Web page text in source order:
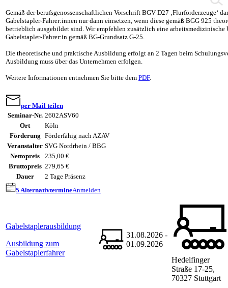
Gemäß der berufsgenossenschaftlichen Vorschrift BGV D27 ‚Flurförderzeuge‘
Gabelstapler-Fahrer:innen nur dann einsetzen, wenn diese gemäß BGG 925
betrieblich ausgebildet sind. Wir empfehlen zusätzlich eine arbeitsmedizinische
Gabelstapler-Fahrer:in gemäß BG-Grundsatz G-25.
Die theoretische und praktische Ausbildung erfolgt an 2 Tagen beim
Ausbildung muss über das Unternehmen erfolgen.
Weitere Informationen entnehmen Sie bitte dem PDF.
per Mail teilen
Seminar-Nr. 2602ASV60
Ort
Köln
Förderung Förderfähig nach AZAV
Veranstalter SVG Nordrhein / BBG
Nettopreis
235,00 €
Bruttopreis 279,65 €
Dauer
2 Tage Präsenz
5 AlternativtermineAnmelden
Gabelstaplerausbildung
Ausbildung zum
Gabelstaplerfahrer
31.08.2026 -
01.09.2026
Hedelfinger
Straße 17-25,
70327 Stuttgart